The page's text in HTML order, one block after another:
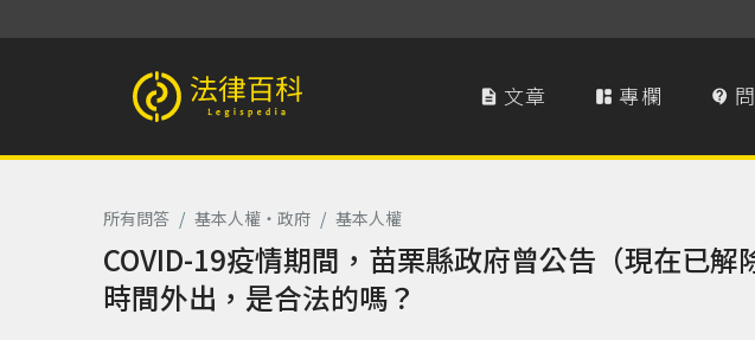
法律百科 Legispedia  文章  專欄 
所有問答 / 基本人權‧政府 / 基本人權
COVID-19疫情期間，苗栗縣政府曾公告（現在已
時間外出，是合法的嗎？